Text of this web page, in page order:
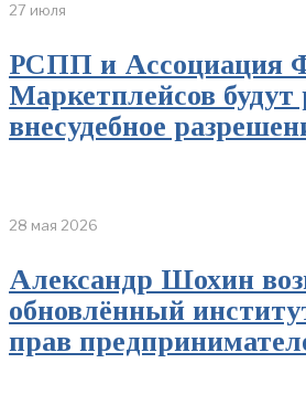
27 июля
РСПП и Ассоциация
Маркетплейсов будут
внесудебное
28 мая 2026
Александр Шохин
обновлённый
прав